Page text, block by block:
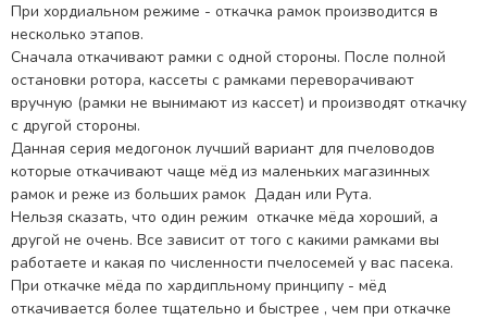
При хордиальном режиме - откачка рамок производится в
несколько этапов.
Сначала откачивают рамки с одной стороны. После полной
остановки ротора, кассеты с рамками переворачивают
вручную (рамки не вынимают из кассет) и производят откачку
с другой стороны.
Данная серия медогонок лучший вариант для пчеловодов
которые откачивают чаще мёд из маленьких магазинных
рамок и реже из больших рамок Дадан или Рута.
Нельзя сказать, что один режим откачке мёда хороший, а
другой не очень. Все зависит от того с какими рамками вы
работаете и какая по численности пчелосемей у вас пасека.
При откачке мёда по хардипльному принципу - мёд
откачивается более тщательно и быстрее , чем при откачке